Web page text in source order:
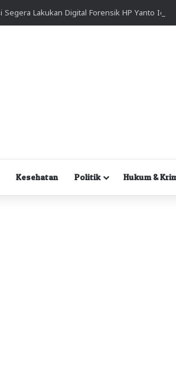
Kesehatan Politik Hukum &